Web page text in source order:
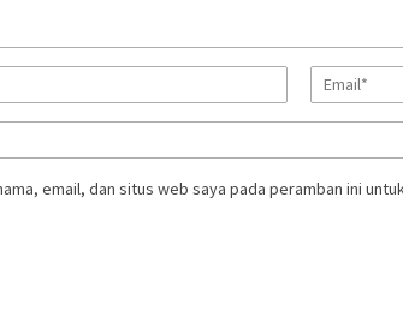
email, dan situs web saya pada peramban ini